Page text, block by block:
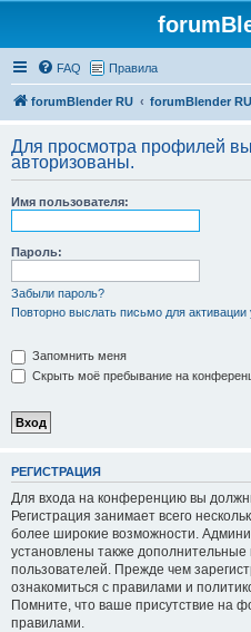
FAQ Правила
forumBlender RU forumBlender RU
Для просмотра профилей
авторизованы.
Имя пользователя:
Пароль:
Забыли пароль?
Повторно выслать письмо для активации
Запомнить меня
Скрыть моё пребывание на
РЕГИСТРАЦИЯ
Для входа на конференцию вы
Регистрация занимает всего
более широкие возможности.
установлены также дополнительные
пользователей. Прежде чем
ознакомиться с правилами и
Помните, что ваше присутствие на
правилами.